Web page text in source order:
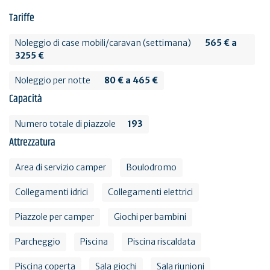
Tariffe
Noleggio di case mobili/caravan (settimana)
565 € a
3255 €
Noleggio per notte 80 € a 465 €
Capacità
Numero totale di piazzole 193
Attrezzatura
Area di servizio camper Boulodromo
Collegamenti idrici Collegamenti elettrici
Piazzole per camper Giochi per bambini
Parcheggio Piscina Piscina riscaldata
Piscina coperta Sala giochi Sala riunioni